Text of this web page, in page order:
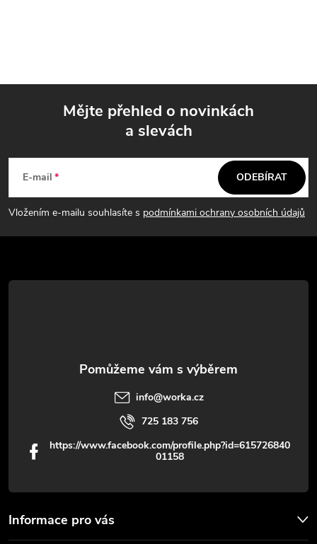
p
a
t
Mějte přehled o novinkách
a slevách
E-mail
Vložením e-mailu souhlasíte s podmínkami ochrany osobních údajů
ODEBÍRAT
Informace pro vás
info@worka.cz
725 183 756
https://www.facebook.com/profile.php?id=615726840
01158